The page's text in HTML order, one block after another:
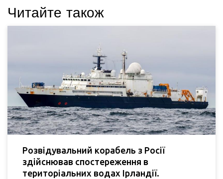
Читайте також
Розвідувальний корабель з Росії
здійснював спостереження в
територіальних водах Ірландії.